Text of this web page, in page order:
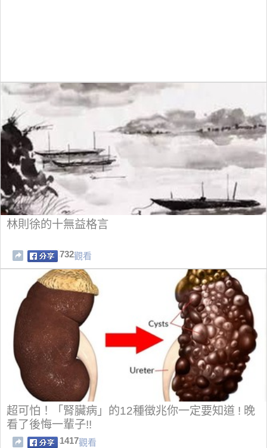
林則徐的十無益格言
732觀看
超可怕！「腎臟病」的12種徵兆你一定要知道 ! 晚
看了後悔一輩子!!
1417觀看